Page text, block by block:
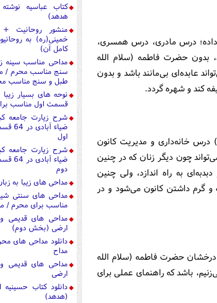
درس مادری، درس همسری،
بدون حضرت فاطمه (سلام الله
عابده‌ای بی‌مانند باشد و بدون
كند و شهره گردد.
خانه‌داری و مدیریت كانون
چون دیگر زنان كه در چنین
به راه اندازد، ولی چنین
و گرم داشتن كانون می‌شود و در
حضرت فاطمه (سلام الله
باشد كه راهنمای عملی برای
کتاب عباسیه
هدهد)
منشور روحانیت
خمینی(ره) به
کامل آن)
مداحی مناسب سینه
سنج مناسب محرم /
طبل و سنج مناسب
نوحه های بسیار
قسمت اول مناسب
شرح زیارت جامعه
ضیاء
اول
شرح زیارت جامعه
ضیاء
دوم
مداحی های زیبا به
مداحی های سنتی
مناسب برای محرم /
مداحی های قدیمی
ارضی (بخش دوم)
دانلود مداحی های
مداح
مداحی های قدیمی
ارضی
دانلود کتاب
(هدهد)